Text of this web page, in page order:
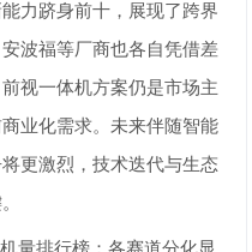
力跻身前十，展现了跨界
波福等厂商也各自凭借差
视一体机方案仍是市场主
业化需求。未来伴随智能
更激烈，技术迭代与生态